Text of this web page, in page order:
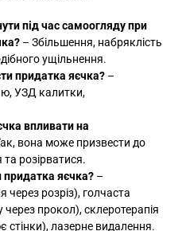
під час самоогляду при
– Збільшення, набряклість
ущільнення.
придатка яєчка? –
УЗД калитки,
впливати на
вона може призвести до
та розірватися.
придатка яєчка? –
розріз), голчаста
прокол), склеротерапія
стінки), лазерне видалення.